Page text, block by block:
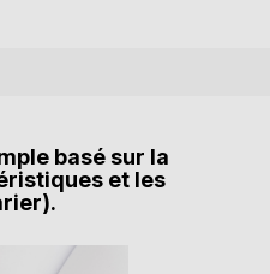
basé sur la
et les